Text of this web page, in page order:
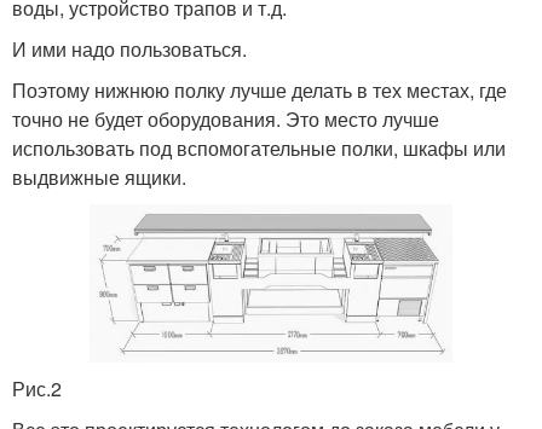
воды, устройство трапов и т.д.
И ими надо пользоваться.
Поэтому нижнюю полку лучше делать в тех местах, где
точно не будет оборудования. Это место лучше
использовать под вспомогательные полки, шкафы или
выдвижные ящики.
Рис.2